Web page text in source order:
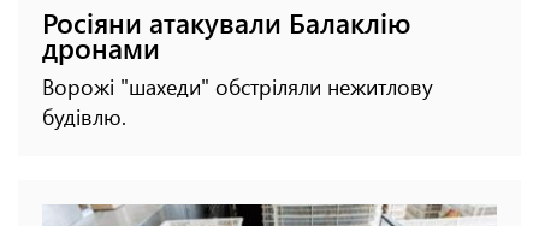
Росіяни атакували Балаклію
дронами
Ворожі "шахеди" обстріляли нежитлову
будівлю.